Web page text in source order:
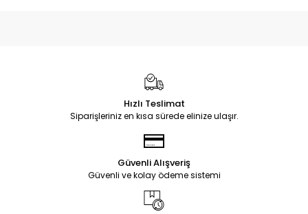
Hızlı Teslimat
Siparişleriniz en kısa sürede elinize ulaşır.
Güvenli Alışveriş
Güvenli ve kolay ödeme sistemi